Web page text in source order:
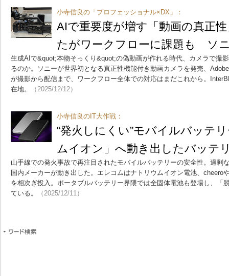
小寺信良の「プロフェッショナル×DX」：
AIで重要度が増す「動画の真正
たがワークフローに課題も ソ
生成AIで&quot;本物そっくり&quot;の偽動画が作れる時代、カメラで撮
るのか。ソニーが世界初となる真正性機能付き動画カメラを発売、
が撮影から配信まで、ワークフロー全体での対応はまだこれから。
在地。
（2025/12/12）
小寺信良のIT大作戦：
“発火しにくい”モバイルバッテ
ムイオン」へ動き出したバッテ
山手線での発火事故で再注目されたモバイルバッテリーの安全性。過剰
国内メーカーが動き出した。エレコムはナトリウムイオン電池、cheero
を相次ぎ投入。ポータブルバッテリー界隈では全固体電池も登場し、「
ている。
（2025/12/11）